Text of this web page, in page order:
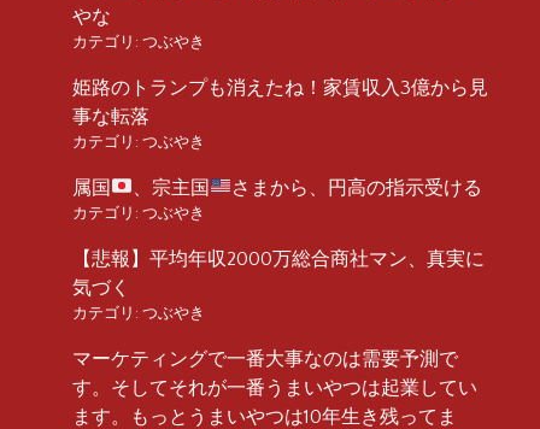
やな
カテゴリ: つぶやき
姫路のトランプも消えたね！家賃収入3億から見
事な転落
カテゴリ: つぶやき
属国 、宗主国 さまから、円高の指示受ける
カテゴリ: つぶやき
【悲報】平均年収2000万総合商社マン、真実に
気づく
カテゴリ: つぶやき
マーケティングで一番大事なのは需要予測で
す。そしてそれが一番うまいやつは起業してい
ます。もっとうまいやつは10年生き残ってま